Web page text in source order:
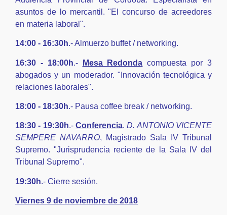
asuntos de lo mercantil. "El concurso de acreedores
en materia laboral".
14:00 - 16:30h.- Almuerzo buffet / networking.
16:30 - 18:00h.- Mesa Redonda compuesta por 3
abogados y un moderador. "Innovación tecnológica y
relaciones laborales".
18:00 - 18:30h.- Pausa coffee break / networking.
18:30 - 19:30h.-Conferencia.D. ANTONIO VICENTE
SEMPERE NAVARRO, Magistrado Sala IV Tribunal
Supremo. "Jurisprudencia reciente de la Sala IV del
Tribunal Supremo".
19:30h.- Cierre sesión.
Viernes 9 de noviembre de 2018